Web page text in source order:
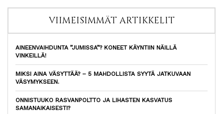
VIIMEISIMMÄT ARTIKKELIT
AINEENVAIHDUNTA ”JUMISSA”? KONEET KÄYNTIIN NÄILLÄ
VINKEILLÄ!
MIKSI AINA VÄSYTTÄÄ? – 5 MAHDOLLISTA SYYTÄ JATKUVAAN
VÄSYMYKSEEN.
ONNISTUUKO RASVANPOLTTO JA LIHASTEN KASVATUS
SAMANAIKAISESTI?